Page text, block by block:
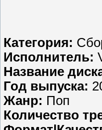
Категория:
Исполнитель:
Название
Год выпуска:
Жанр: Поп
Количество